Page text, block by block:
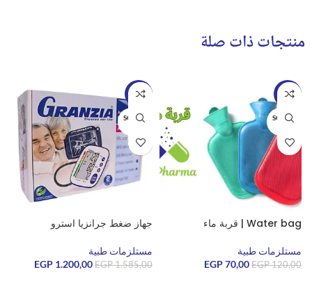
منتجات ذات صلة
-42%
SOLD O
Water bag | قربة ماء
مستلزمات طبية
EGP120,00
EGP70,00
-24%
SOLD O
جهاز ضغط جرانزيا استرو
مستلزمات طبية
EGP1.585,00
EGP 1.200,00